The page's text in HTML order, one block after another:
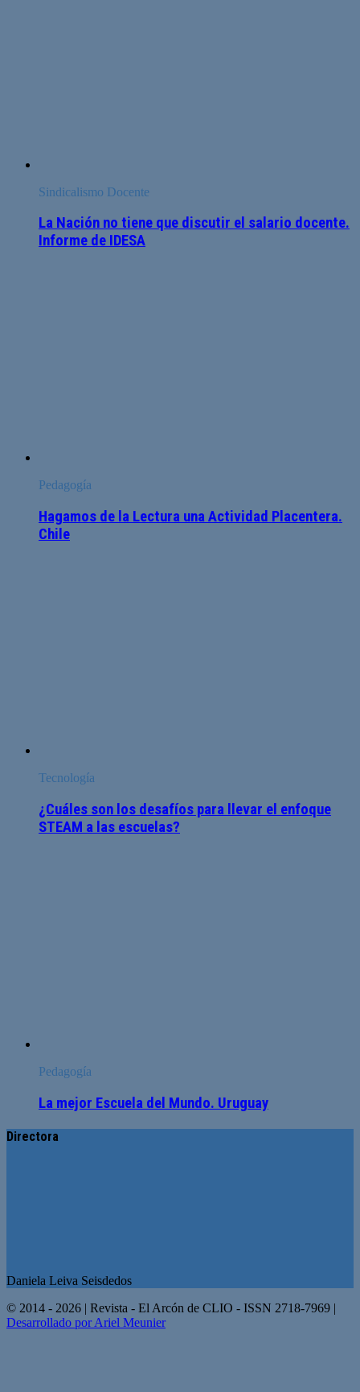
Sindicalismo Docente
La Nación no tiene que discutir el salario docente.
Informe de IDESA
Pedagogía
Hagamos de la Lectura una Actividad Placentera.
Chile
Tecnología
¿Cuáles son los desafíos para llevar el enfoque
STEAM a las escuelas?
Pedagogía
La mejor Escuela del Mundo. Uruguay
Directora
Daniela Leiva Seisdedos
© 2014 - 2026 | Revista - El Arcón de CLIO - ISSN 2718-7969 |
Desarrollado por Ariel Meunier